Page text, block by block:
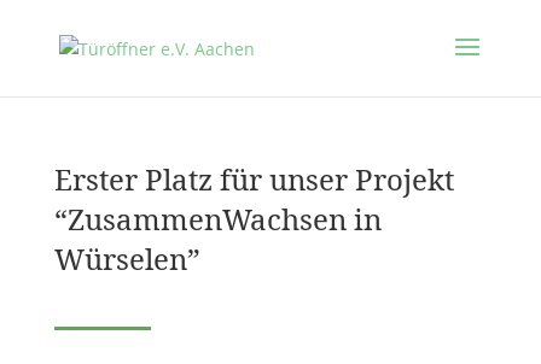
Erster Platz für unser Projekt
“ZusammenWachsen in
Würselen”